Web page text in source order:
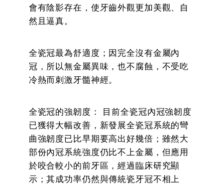
會有陰影存在，使牙齒外觀更加美觀、自
然且逼真。
全瓷冠最為舒適度；因完全沒有金屬內
冠，所以無金屬異味，也不腐蝕，不受吃
冷熱而刺激牙髓神經。
全瓷冠的強韌度： 目前全瓷冠內冠強韌度
已獲得大幅改善，新發展全瓷冠系統的彎
曲強韌度已比早期要高出好幾倍；雖然大
部份內冠系統強度仍比不上金屬，但應用
於咬合較小的前牙區，經過臨床研究顯
示；其成功率仍然與傳統瓷牙冠不相上